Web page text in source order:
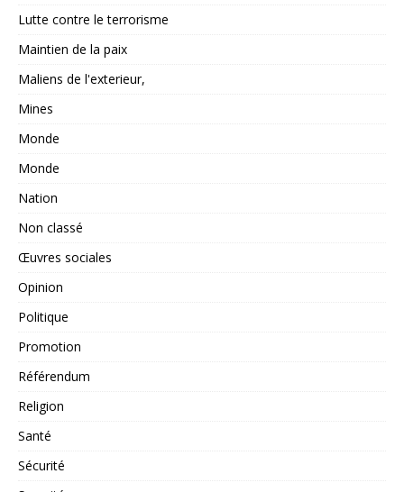
Lutte contre le terrorisme
Maintien de la paix
Maliens de l'exterieur,
Mines
Monde
Monde
Nation
Non classé
Œuvres sociales
Opinion
Politique
Promotion
Référendum
Religion
Santé
Sécurité